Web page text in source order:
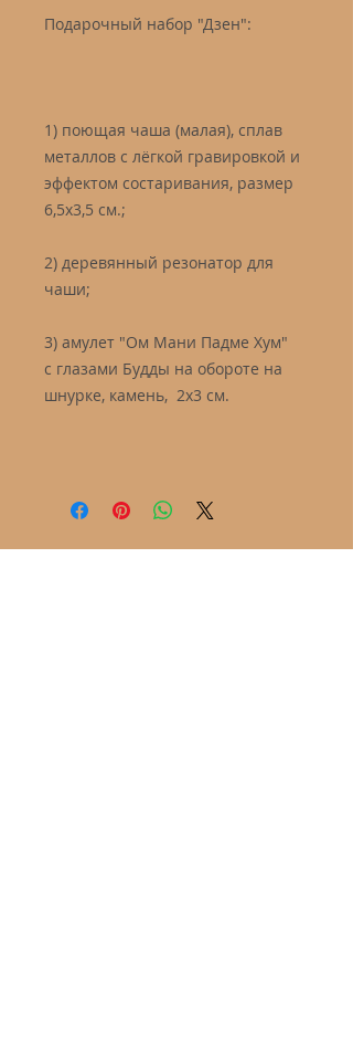
Подарочный набор "Дзен":
1) поющая чаша (малая), сплав
металлов с лёгкой гравировкой и
эффектом состаривания, размер
6,5х3,5 см.;
2) деревянный резонатор для
чаши;
3) амулет "Ом Мани Падме Хум"
с глазами Будды на обороте на
шнурке, камень, 2х3 см.